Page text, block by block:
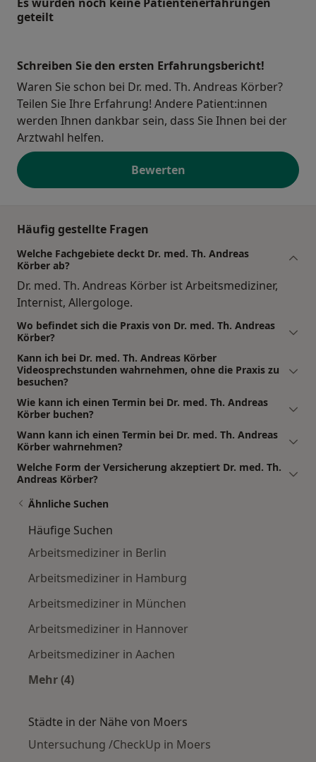
Es wurden noch keine Patientenerfahrungen
geteilt
Schreiben Sie den ersten Erfahrungsbericht!
Waren Sie schon bei Dr. med. Th. Andreas Körber?
Teilen Sie Ihre Erfahrung! Andere Patient:innen
werden Ihnen dankbar sein, dass Sie Ihnen bei der
Arztwahl helfen.
Bewerten
Häufig gestellte Fragen
Welche Fachgebiete deckt Dr. med. Th. Andreas
Körber ab?
Dr. med. Th. Andreas Körber ist Arbeitsmediziner,
Internist, Allergologe.
Wo befindet sich die Praxis von Dr. med. Th. Andreas
Körber?
Kann ich bei Dr. med. Th. Andreas Körber
Videosprechstunden wahrnehmen, ohne die Praxis zu
besuchen?
Wie kann ich einen Termin bei Dr. med. Th. Andreas
Körber buchen?
Wann kann ich einen Termin bei Dr. med. Th. Andreas
Körber wahrnehmen?
Welche Form der Versicherung akzeptiert Dr. med. Th.
Andreas Körber?
Ähnliche Suchen
Häufige Suchen
Arbeitsmediziner in Berlin
Arbeitsmediziner in Hamburg
Arbeitsmediziner in München
Arbeitsmediziner in Hannover
Arbeitsmediziner in Aachen
Mehr (4)
Städte in der Nähe von Moers
Untersuchung /CheckUp in Moers